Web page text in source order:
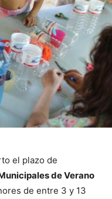
el plazo de
de Verano
de entre 3 y 13